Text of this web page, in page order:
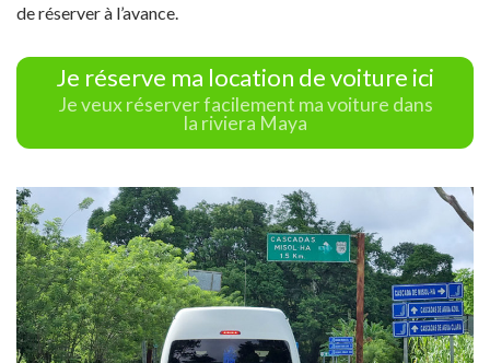
de réserver à l’avance.
Je réserve ma location de voiture ici
Je veux réserver facilement ma voiture dans
la riviera Maya